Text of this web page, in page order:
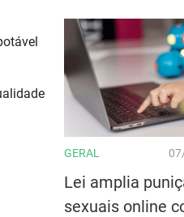
GERAL
Lei amplia
sexuais online